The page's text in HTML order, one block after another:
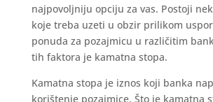
najpovoljniju opciju za vas. Postoji
koje treba uzeti u obzir prilikom
ponuda za pozajmicu u različitim
tih faktora je kamatna stopa.
Kamatna stopa je iznos koji banka
korištenje pozajmice. Što je kamatna